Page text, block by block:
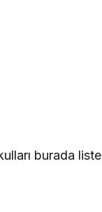
burada